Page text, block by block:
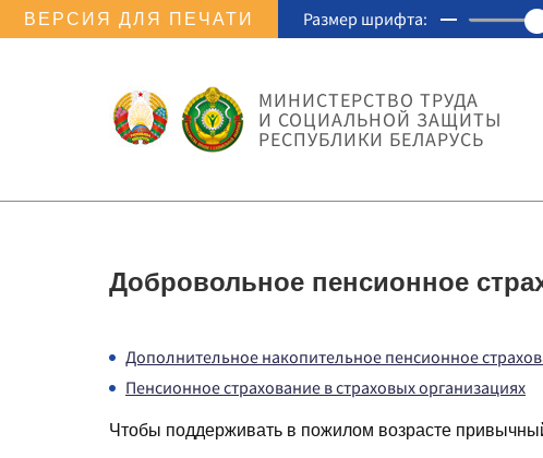
ВЕРСИЯ ДЛЯ ПЕЧАТИ Размер шрифта:
МИНИСТЕРСТВО ТРУДА
И СОЦИАЛЬНОЙ ЗАЩИТЫ
РЕСПУБЛИКИ БЕЛАРУСЬ
Добровольное пенсионное
Дополнительное накопительное пенсионное
Пенсионное страхование в страховых организациях
Чтобы поддерживать в пожилом возрасте